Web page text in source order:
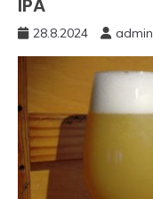
IPA
28.8.2024 admin